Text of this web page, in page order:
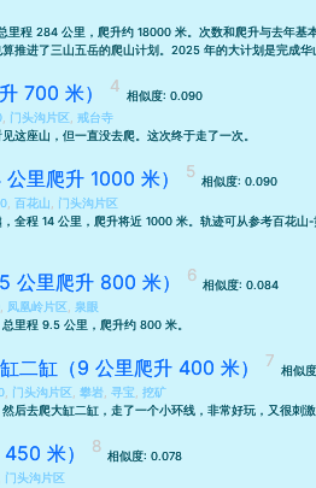
程 284 公里，爬升约 18000 米。次数和爬升与去年基
算推进了三山五岳的爬山计划 。2025 年的大计划是完成华
700 米）
相似度: 0.090
门头沟片区 戒台寺
这座山，但一直没去爬。这次终于走了一次。
里爬升 1000 米）
相似度: 0.090
百花山
门头沟片区
全程 14 公里，爬升将近 1000 米。轨迹可从参考百花山-
公里爬升 800 米）
相似度: 0.084
凤凰岭片区 泉眼
里程 9.5 公里，爬升约 800 米。
二缸（9 公里爬升 400 米）
相似
门头沟片区 攀岩 寻宝
挖矿
后去爬大缸二缸，走了一个小环线，非常好玩，又很刺激
米）
相似度: 0.078
门头沟片区